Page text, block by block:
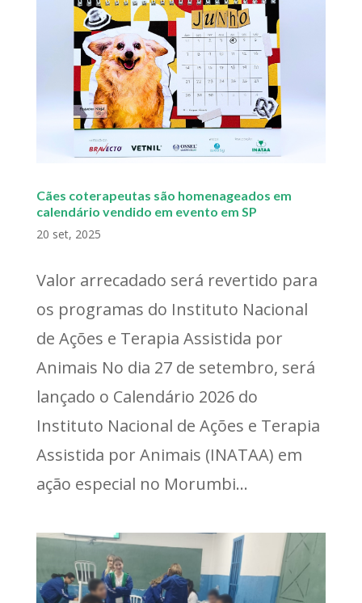
Cães coterapeutas são homenageados em
calendário vendido em evento em SP
20 set, 2025
Valor arrecadado será revertido para
os programas do Instituto Nacional
de Ações e Terapia Assistida por
Animais No dia 27 de setembro, será
lançado o Calendário 2026 do
Instituto Nacional de Ações e Terapia
Assistida por Animais (INATAA) em
ação especial no Morumbi...